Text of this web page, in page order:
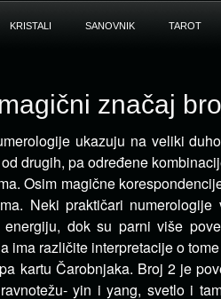
KRISTALI SANOVNIK TAROT
značaj
ukazuju na veliki
drugih, pa određene
Osim magične
Neki praktičari
dok su parni više
ima različite interpretacije o
kartu Čarobnjaka. Broj 2 je
yin i yang, svetlo i